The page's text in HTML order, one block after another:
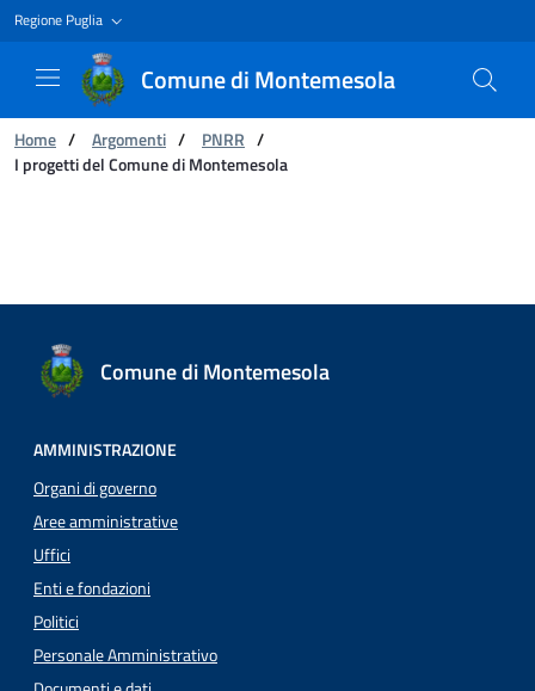
Regione Puglia
Comune di Montemesola
Ti trovi in:
Home / Argomenti / PNRR /
I progetti del Comune di Montemesola
Comune di Montemesola
AMMINISTRAZIONE
Organi di governo
Aree amministrative
Uffici
Enti e fondazioni
Politici
Personale Amministrativo